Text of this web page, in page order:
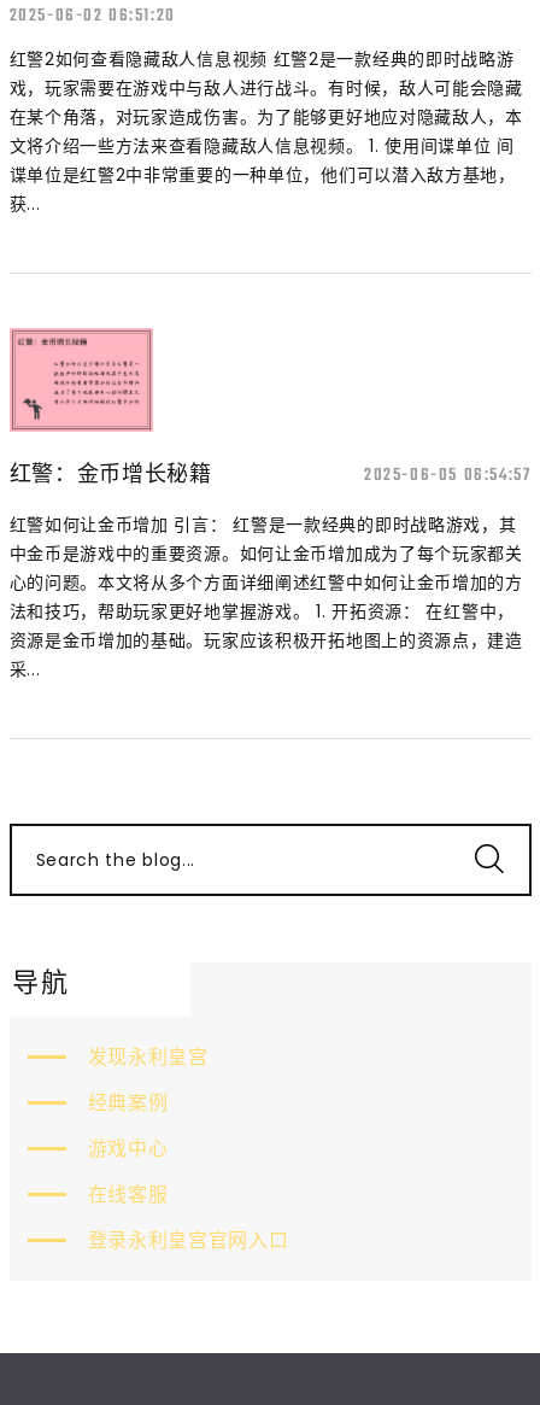
2025-06-02 06:51:20
红警2如何查看隐藏敌人信息视频 红警2是一款经典的即时战略游
戏，玩家需要在游戏中与敌人进行战斗。有时候，敌人可能会隐藏
在某个角落，对玩家造成伤害。为了能够更好地应对隐藏敌人，本
文将介绍一些方法来查看隐藏敌人信息视频。 1. 使用间谍单位 间
谍单位是红警2中非常重要的一种单位，他们可以潜入敌方基地，
获...
红警：金币增长秘籍 2025-06-05 06:54:57
红警如何让金币增加 引言： 红警是一款经典的即时战略游戏，其
中金币是游戏中的重要资源。如何让金币增加成为了每个玩家都关
心的问题。本文将从多个方面详细阐述红警中如何让金币增加的方
法和技巧，帮助玩家更好地掌握游戏。 1. 开拓资源： 在红警中，
资源是金币增加的基础。玩家应该积极开拓地图上的资源点，建造
采...
Search the blog...
导航
发现永利皇宫
经典案例
游戏中心
在线客服
登录永利皇宫官网入口